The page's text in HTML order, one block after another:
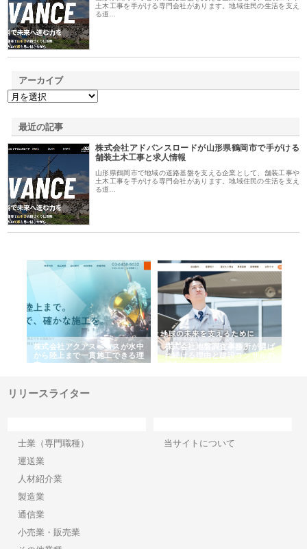
土木工事を手がける専門会社があります。地域住民の生活を支え
る道…
アーカイブ
最近の記事
株式会社アドバンスロードが山形県鶴岡市で手がける
舗装土木工事と求人情報
山形県鶴岡市で地域の道路基盤を支える企業として、舗装工事や
土木工事を手がける専門会社があります。地域住民の生活を支え
る道…
株式会社アクアスペースが水中
から陸上まで一貫施工できる理
由
株式会社地盤調査事務所が選ば
れ続ける理由と建設コンサルの
強み
リリースライター
士業（専門職種）
運送業
人材紹介業
製造業
通信業
小売業・販売業
当サイトについて